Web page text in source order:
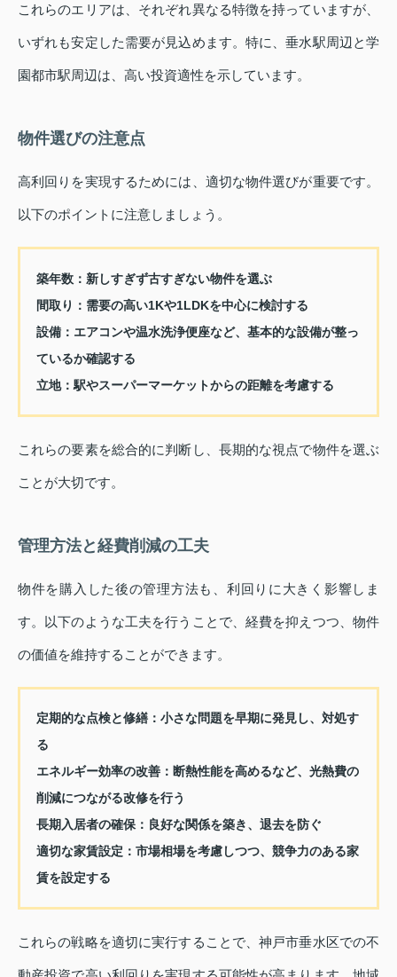
これらのエリアは、それぞれ異なる特徴を持っていますが、
いずれも安定した需要が見込めます。特に、垂水駅周辺と学
園都市駅周辺は、高い投資適性を示しています。
物件選びの注意点
高利回りを実現するためには、適切な物件選びが重要です。
以下のポイントに注意しましょう。
築年数：新しすぎず古すぎない物件を選ぶ
間取り：需要の高い1Kや1LDKを中心に検討する
設備：エアコンや温水洗浄便座など、基本的な設備が整っ
ているか確認する
立地：駅やスーパーマーケットからの距離を考慮する
これらの要素を総合的に判断し、長期的な視点で物件を選ぶ
ことが大切です。
管理方法と経費削減の工夫
物件を購入した後の管理方法も、利回りに大きく影響しま
す。以下のような工夫を行うことで、経費を抑えつつ、物件
の価値を維持することができます。
定期的な点検と修繕：小さな問題を早期に発見し、対処す
る
エネルギー効率の改善：断熱性能を高めるなど、光熱費の
削減につながる改修を行う
長期入居者の確保：良好な関係を築き、退去を防ぐ
適切な家賃設定：市場相場を考慮しつつ、競争力のある家
賃を設定する
これらの戦略を適切に実行することで、神戸市垂水区での不